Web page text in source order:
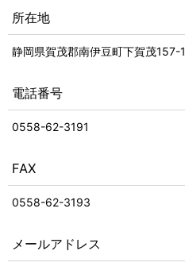
所在地
静岡県賀茂郡南伊豆町下賀茂157-1
電話番号
0558-62-3191
FAX
0558-62-3193
メールアドレス